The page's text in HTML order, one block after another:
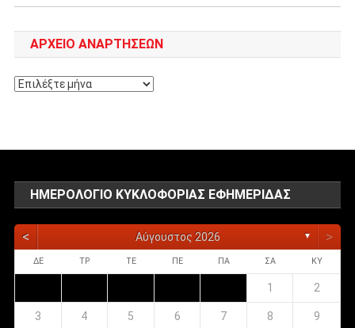
ΑΡΧΕΊΟ ΑΝΑΡΤΉΣΕΩΝ
Αρχείο
ΗΜΕΡΟΛΌΓΙΟ ΚΥΚΛΟΦΟΡΊΑΣ ΕΦΗΜΕΡΊΔΑΣ
< Αύγουστος 2026 ▼ >
ΔΕ ΤΡ ΤΕ ΠΕ ΠΑ ΣΑ ΚΥ
1 2
3 4 5 6 7 8 9